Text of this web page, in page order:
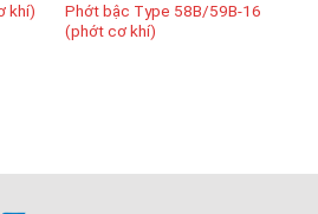
khí)
Phớt bậc Type 58B/59B-16
(phớt cơ khí)